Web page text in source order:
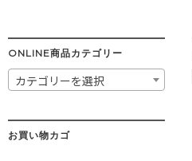
ONLINE商品カテゴリー
カテゴリーを選択
お買い物カゴ